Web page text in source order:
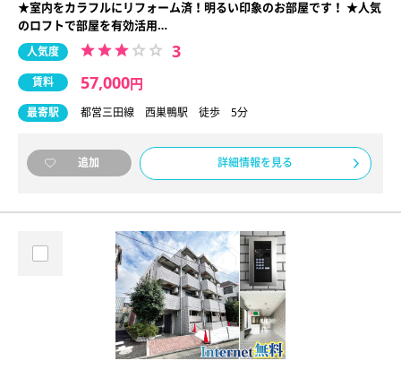
★室内をカラフルにリフォーム済！明るい印象のお部屋です！ ★人気
のロフトで部屋を有効活用…
人気度 3
賃料 57,000円
最寄駅 都営三田線 西巣鴨駅 徒歩 5分
追加 詳細情報を見る